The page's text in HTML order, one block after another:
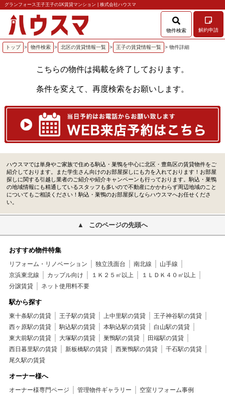
グランフォース王子王子の1K賃貸マンション | 株式会社ハウスマ
物件検索 解約申請
トップ > 物件検索 > 北区の賃貸情報一覧 > 王子の賃貸情報一覧 > 物件詳細
こちらの物件は掲載を終了しております。
条件を変えて、再度検索をお願いします。
ハウスマでは単身やご家族で住める駒込・巣鴨を中心に北区・豊島区の賃貸物件をご
紹介しております。また学生さん向けのお部屋探しにも力を入れております！お部屋
探しに関する引越し業者のご紹介や紹介キャンペーンも行っております。駒込・巣鴨
の地域情報にも精通しているスタッフも多いので不動産にかかわらず周辺地域のこと
についてもご相談ください！駒込・巣鴨のお部屋探しならハウスマへお任せくださ
い。
このページの先頭へ
おすすめ物件特集
リフォーム・リノベーション 独立洗面台 南北線
山手線
京浜東北線
カップル向け １Ｋ２５㎡以上
１ＬＤＫ４０㎡以上
分譲賃貸
ネット使用料不要
駅から探す
東十条駅の賃貸 王子駅の賃貸 上中里駅の賃貸
王子神谷駅の賃貸
西ヶ原駅の賃貸
駒込駅の賃貸 本駒込駅の賃貸
白山駅の賃貸
東大前駅の賃貸
大塚駅の賃貸 巣鴨駅の賃貸
田端駅の賃貸
西日暮里駅の賃貸
新板橋駅の賃貸 西巣鴨駅の賃貸
千石駅の賃貸
尾久駅の賃貸
オーナー様へ
オーナー様専門ページ 管理物件ギャラリー 空室リフォーム事例